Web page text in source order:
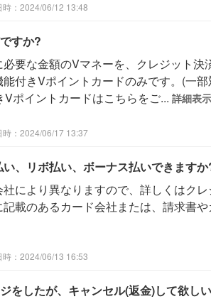
時：2024/06/12 13:48
すか?
要な金額のVマネーを、クレジット
付きVポイントカードのみです。(一
ポイントカードはこちらをご... 詳細表示
時：2024/06/17 13:37
、リボ払い、ボーナス払いできますか
により異なりますので、詳しくはク
載のあるカード会社または、請求書
時：2024/06/13 16:53
をしたが、キャンセル(返金)して欲しい